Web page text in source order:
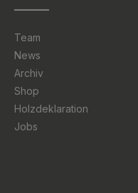
Team
News
Archiv
Shop
Holzdeklaration
Jobs